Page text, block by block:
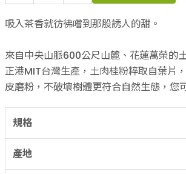
吸入茶香就彷彿嚐到那股誘人的甜。
來自中央山脈600公尺山麓、花蓮萬榮的
正港MIT台灣生產，土肉桂粉粹取自葉片
皮磨粉，不破壞樹體更符合自然生態，您
倍，鐵質是菠菜的8.2倍，不僅可作為烹飪
台灣本土土肉桂的香豆素含量較一般進口
規格
產地